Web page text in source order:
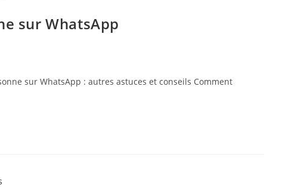
sur WhatsApp
sur WhatsApp : autres astuces et conseils Comment